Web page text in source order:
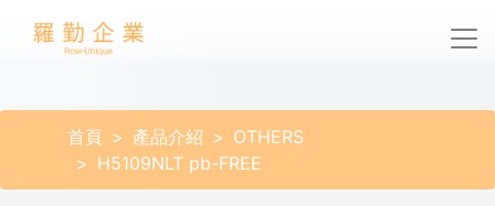
首頁 產品介紹
OTHERS
H5109NLT pb-FREE